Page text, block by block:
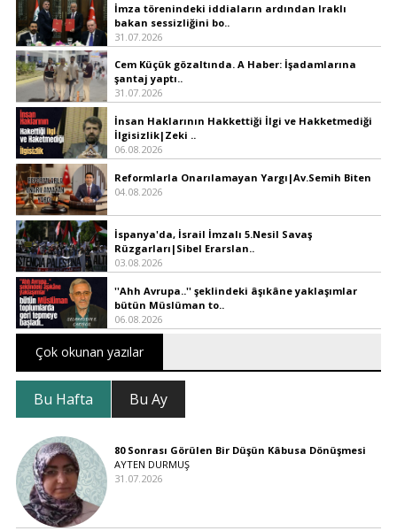
İmza törenindeki iddiaların ardından Iraklı
bakan sessizliğini bo..
31.07.2026
Cem Küçük gözaltında. A Haber: İşadamlarına
şantaj yaptı..
31.07.2026
İnsan Haklarının Hakkettiği İlgi ve Hakketmediği
İlgisizlik|Zeki ..
06.08.2026
Reformlarla Onarılamayan Yargı|Av.Semih Biten
04.08.2026
İspanya'da, İsrail İmzalı 5.Nesil Savaş
Rüzgarları|Sibel Erarslan..
03.08.2026
''Ahh Avrupa..'' şeklindeki âşıkâne yaklaşımlar
bütün Müslüman to..
06.08.2026
Çok okunan yazılar
Bu Hafta Bu Ay
80 Sonrası Görülen Bir Düşün Kâbusa Dönüşmesi
AYTEN DURMUŞ
31.07.2026